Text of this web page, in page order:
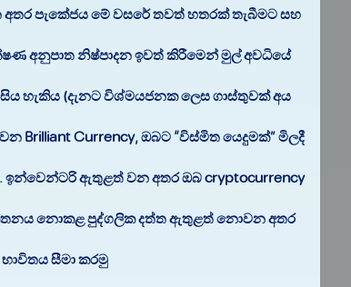
පැකේජය මේ වසරේ තවත් හතරක් තැබීමට සහ
අනුපාත නිෂ්පාදන ඉවත් කිරීමෙන් මුල් අවධියේ
හැකිය (දැනට විශ්මයජනක ලෙස ගාස්තුවක් අය
Currency, ඔබට “විස්මිත යෙදුමක්” මිලදී
ඉන්වෙන්ටරි ඇතුළත් වන අතර ඔබ cryptocurrency
නොකළ පුද්ගලික දත්ත ඇතුළත් නොවන අතර
සීමා කරමු.